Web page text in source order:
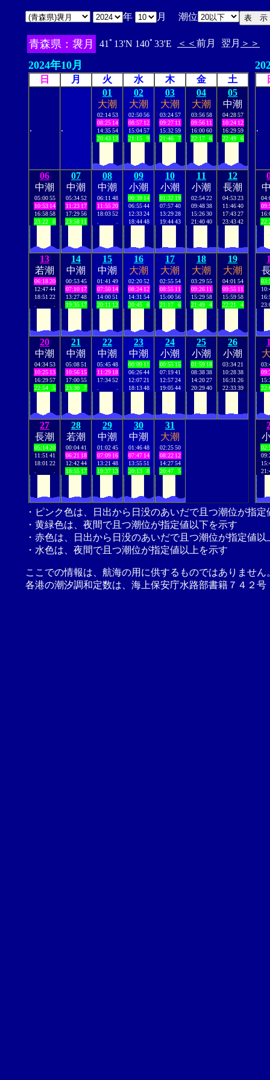
年 月 潮位
青森県：袰月 41ﾟ13'N 140ﾟ33'E ＜＜ 前月 翌月 ＞＞
2024年10月
日 月 火 水 木 金 土
. .
01
大潮
02:14 53
08:25 14
14:35 54
20:43 13
02
大潮
02:50 56
08:57 12
15:04 57
21:15
9
03
大潮
03:24 57
09:27 11
15:32 59
21:46
7
04
大潮
03:56 58
09:56 11
16:00 60
22:17
6
05
中潮
04:28 57
10:24 12
16:29 59
22:49
6
06
中潮
05:00 55
10:53 14
16:58 58
23:22
8
07
中潮
05:34 52
11:23 17
17:29 56
23:58 11
08
中潮
06:11 48
11:55 20
18:03 52
09
小潮
00:39 14
06:55 44
12:33 24
18:44 48
10
小潮
01:32 19
07:57 40
13:29 28
19:44 43
11
小潮
02:54 22
09:48 38
15:26 30
21:40 40
12
長潮
04:53 23
11:46 40
17:43 27
23:43 42
13
若潮
06:18 20
12:47 44
18:51 22
14
中潮
00:53 45
07:10 17
13:27 48
19:35 17
15
中潮
01:41 49
07:50 14
14:00 51
20:11 12
16
大潮
02:20 52
08:24 12
14:31 54
20:45
8
17
大潮
02:55 54
08:55 11
15:00 56
21:17
6
18
大潮
03:29 55
09:26 11
15:29 58
21:49
4
19
大潮
04:01 54
09:55 11
15:59 58
22:21
4
20
中潮
04:34 53
10:25 13
16:29 57
22:54
5
21
中潮
05:08 51
10:56 15
17:00 55
23:30
7
22
中潮
05:45 48
11:29 18
17:34 52
23
中潮
00:09 11
06:26 44
12:07 21
18:13 48
24
小潮
00:55 15
07:19 41
12:57 24
19:05 44
25
小潮
01:59 18
08:38 38
14:20 27
20:29 40
26
小潮
03:34 21
10:28 38
16:31 26
22:33 39
27
長潮
05:14 20
11:51 41
18:01 22
28
若潮
00:04 41
06:21 18
12:42 44
18:55 17
29
中潮
01:02 45
07:09 16
13:21 48
19:37 13
30
中潮
01:46 48
07:47 14
13:55 51
20:13
8
31
大潮
02:25 50
08:22 12
14:27 54
20:47
5
.
・ピンク色は、日出から日没のあいだで且つ潮位が指
・黄緑色は、夜間で且つ潮位が指定値以下を示す
・赤色は、日出から日没のあいだで且つ潮位が指定値以
・水色は、夜間で且つ潮位が指定値以上を示す
ここでの情報は、航海の用に供するものではありませ
各港の潮汐調和定数は、海上保安庁水路部書籍７４２